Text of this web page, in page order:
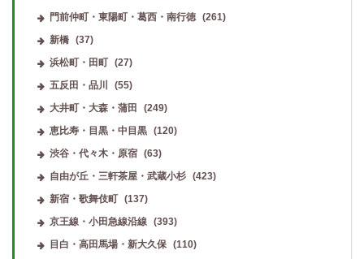
門前仲町・東陽町・葛西・南行徳
(261)
新橋
(37)
浜松町・田町
(27)
五反田・品川
(55)
大井町・大森・蒲田
(249)
恵比寿・目黒・中目黒
(120)
渋谷・代々木・原宿
(63)
自由が丘・三軒茶屋・武蔵小杉
(423)
新宿・歌舞伎町
(137)
京王線・小田急線沿線
(393)
目白・高田馬場・新大久保
(110)